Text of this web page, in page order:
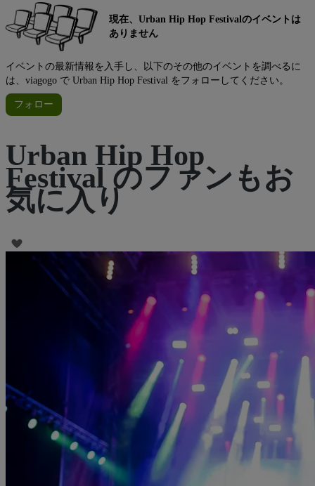
現在、Urban Hip Hop Festivalのイベントは
ありません
イベントの最新情報を入手し、以下のその他のイベントを調べるに
は、viagogo で Urban Hip Hop Festival をフォローしてください。
フォロー
Urban Hip Hop
Festival のファンもお
気に入り